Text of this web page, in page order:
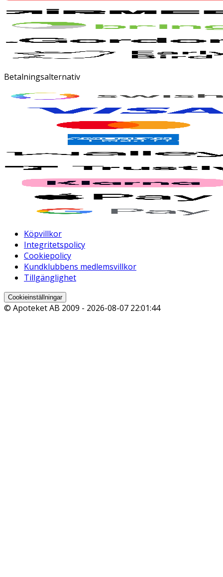
Betalningsalternativ
Köpvillkor
Integritetspolicy
Cookiepolicy
Kundklubbens medlemsvillkor
Tillgänglighet
Cookieinställningar
© Apoteket AB 2009 - 2026-08-07 22:01:44